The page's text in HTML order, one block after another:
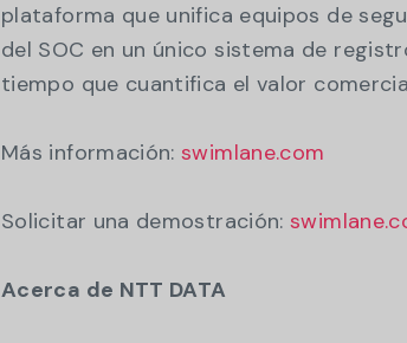
plataforma que unifica equipos de
del SOC en un único sistema de
tiempo que cuantifica el valor
Más información:swimlane.com
Solicitar una demostración:
Acerca de NTT DATA